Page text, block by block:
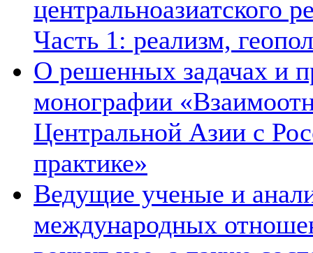
центральноазиатского
Часть 1: реализм,
О решенных задачах и
монографии
Центральной Азии с
практике»
Ведущие ученые и
международных